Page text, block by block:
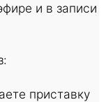
и в записи
приставку